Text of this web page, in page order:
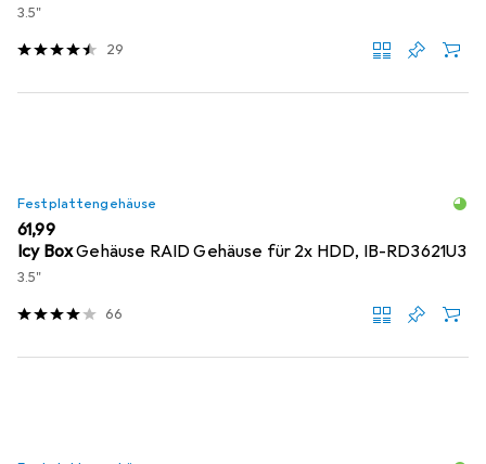
3.5"
29
Festplattengehäuse
EUR
61,99
Icy BoxGehäuse RAID Gehäuse für 2x HDD, IB-RD3621U3
3.5"
66